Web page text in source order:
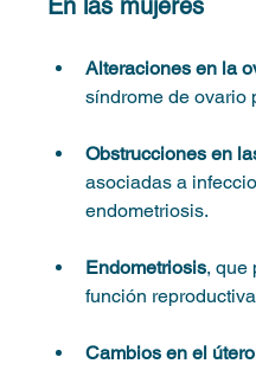
En las mujeres
Alteraciones en la
síndrome de ovario
Obstrucciones en
asociadas a
endometriosis.
Endometriosis, que
función
Cambios en el útero